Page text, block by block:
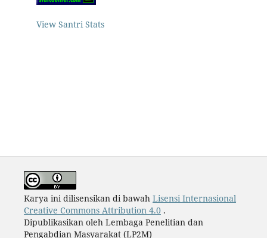
View Santri Stats
Karya ini dilisensikan di bawah Lisensi Internasional
Creative Commons Attribution 4.0.
Dipublikasikan oleh Lembaga Penelitian dan
Pengabdian Masyarakat (LP2M)